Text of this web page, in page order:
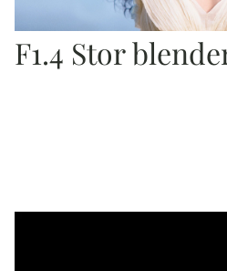
F1.4 Stor